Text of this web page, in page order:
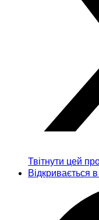
Твітнути цей
Відкривається